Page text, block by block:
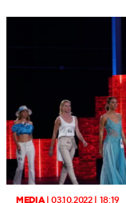
MEDIA|03.10.2022 | 18:19